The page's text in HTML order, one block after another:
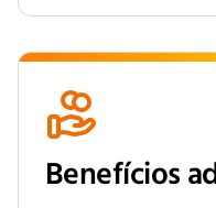
Benefícios